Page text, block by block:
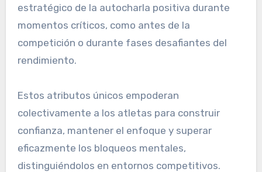
estratégico de la autocharla positiva durante
momentos críticos, como antes de la
competición o durante fases desafiantes del
rendimiento.
Estos atributos únicos empoderan
colectivamente a los atletas para construir
confianza, mantener el enfoque y superar
eficazmente los bloqueos mentales,
distinguiéndolos en entornos competitivos.